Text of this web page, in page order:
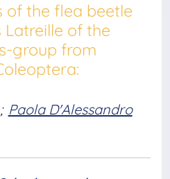
of the flea beetle
Latreille of the
group from
; Paola D'Alessandro